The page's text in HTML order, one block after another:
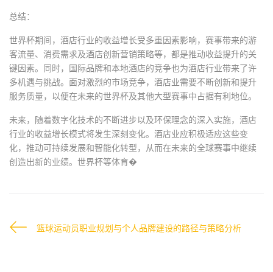
总结：
世界杯期间，酒店行业的收益增长受多重因素影响，赛事带来的游
客流量、消费需求及酒店创新营销策略等，都是推动收益提升的关
键因素。同时，国际品牌和本地酒店的竞争也为酒店行业带来了许
多机遇与挑战。面对激烈的市场竞争，酒店业需要不断创新和提升
服务质量，以便在未来的世界杯及其他大型赛事中占据有利地位。
未来，随着数字化技术的不断进步以及环保理念的深入实施，酒店
行业的收益增长模式将发生深刻变化。酒店业应积极适应这些变
化，推动可持续发展和智能化转型，从而在未来的全球赛事中继续
创造出新的业绩。世界杯等体育�
篮球运动员职业规划与个人品牌建设的路径与策略分析